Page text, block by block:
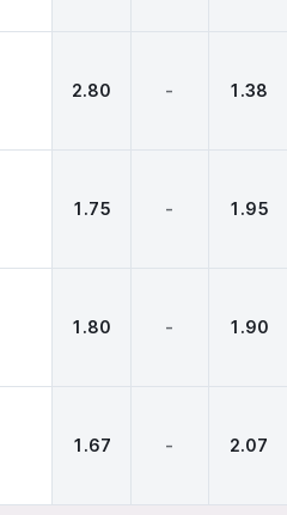
2.80 - 1.38
1.75 - 1.95
1.80 - 1.90
1.67 - 2.07